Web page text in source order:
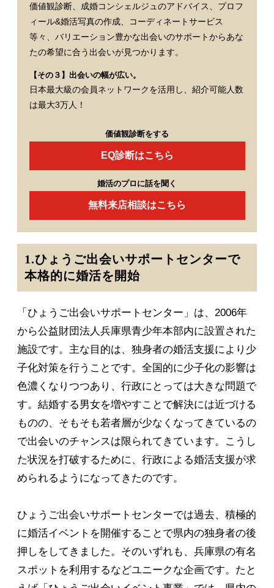
価値観診断、成婚コンシェルジュのアドバイス、プロフ
ィール&婚活写真の作成、コーディネートサービス
等々、バリエーション豊かな出会いのサポートからあな
たの希望に合う出会いが見つかります。
【その３】出会いの幅が広い。
日本最大級の会員ネットワークを活用し、紹介可能人数
は最大3万人！
価値観診断をする
EQ診断はこちら
婚活のプロに話を聞く
無料来店相談はこちら
1.ひょうご出会いサポートセンターで
本格的に婚活を開始
「ひょうご出会いサポートセンター」は、2006年
から公益財団法人兵庫県青少年本部内に設置された
施設です。主な目的は、独身者の婚活支援により少
子化対策を行うことです。全国的に少子化の影響は
色濃くなりつつあり、行政にとっては大きな問題で
す。結婚する男女を増やすことで解決には近づける
ものの、そもそも若者層が少なくなってきているの
で出会いのチャンスは限られてきています。こうし
た状況を打破するために、行政による婚活支援が求
められるようになってきたのです。
ひょうご出会いサポートセンターでは過去、積極的
に婚活イベントを開催することで県内の独身者の後
押しをしてきました。そのいずれも、兵庫県の有名
スポットを利用するなどユニークな企画です。たと